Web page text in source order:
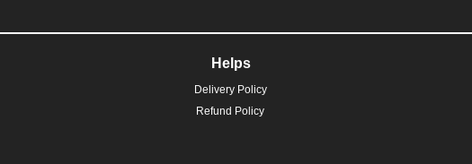
Helps
Delivery Policy
Refund Policy